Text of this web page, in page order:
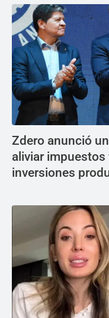
Zdero anunció
aliviar impuestos
inversiones